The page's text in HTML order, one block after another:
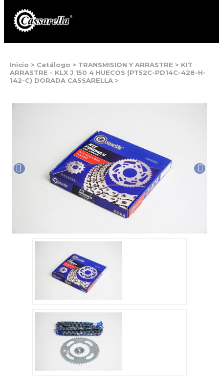
Inicio > Catálogo > TRANSMISION Y ARRASTRE > KIT
ARRASTRE - KLX J 150 4 HUECOS (PT52C-PD14C-428-H-
142-C) DORADA CASSARELLA >